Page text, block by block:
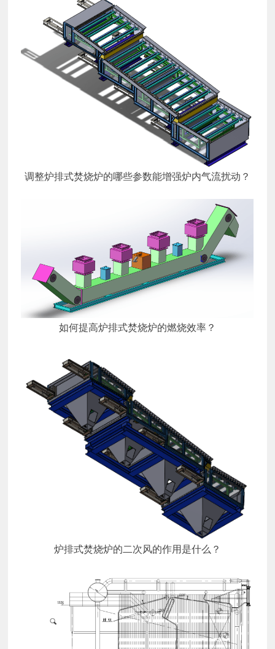
调整炉排式焚烧炉的哪些参数能增强炉内气流扰动？
如何提高炉排式焚烧炉的燃烧效率？
炉排式焚烧炉的二次风的作用是什么？